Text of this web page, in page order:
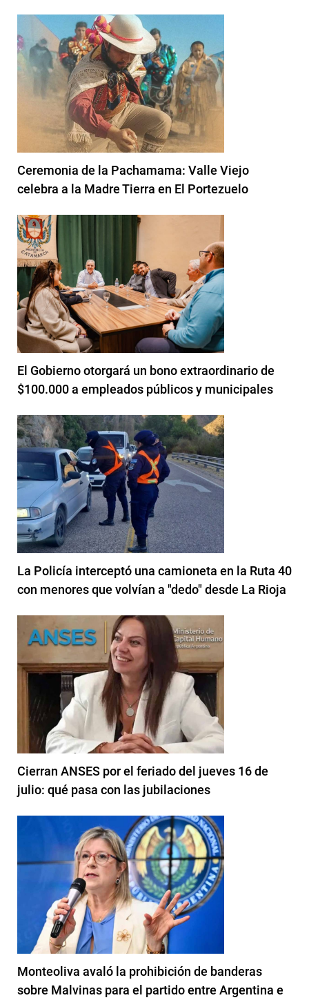
Ceremonia de la Pachamama: Valle Viejo
celebra a la Madre Tierra en El Portezuelo
El Gobierno otorgará un bono extraordinario de
$100.000 a empleados públicos y municipales
La Policía interceptó una camioneta en la Ruta 40
con menores que volvían a "dedo" desde La Rioja
Cierran ANSES por el feriado del jueves 16 de
julio: qué pasa con las jubilaciones
Monteoliva avaló la prohibición de banderas
sobre Malvinas para el partido entre Argentina e